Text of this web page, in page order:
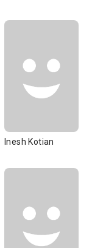
Inesh Kotian